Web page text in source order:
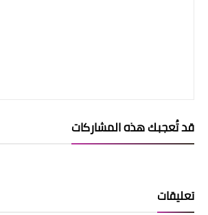
قد تُعجبك هذه المشاركات
تعليقات